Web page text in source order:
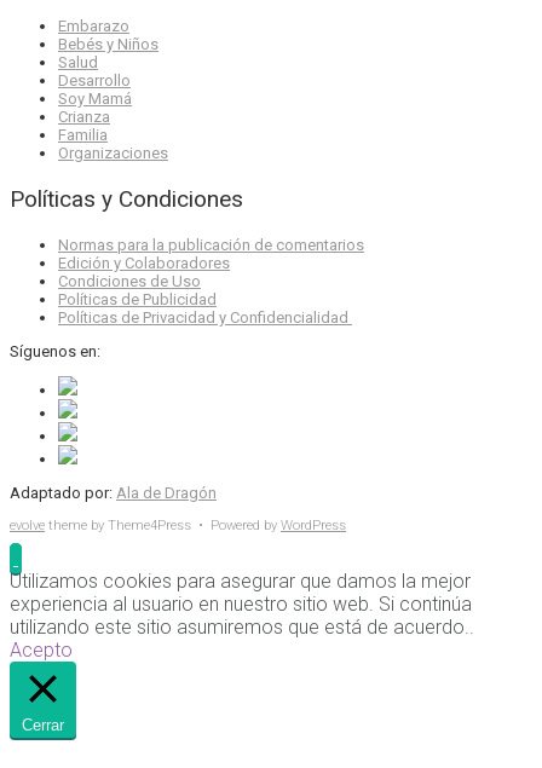
Embarazo
Bebés y Niños
Salud
Desarrollo
Soy Mamá
Crianza
Familia
Organizaciones
Políticas y Condiciones
Normas para la publicación de comentarios
Edición y Colaboradores
Condiciones de Uso
Políticas de Publicidad
Políticas de Privacidad y Confidencialidad
Síguenos en:
Adaptado por: Ala de Dragón
evolve theme by Theme4Press • Powered by WordPress
Utilizamos cookies para asegurar que damos la mejor
experiencia al usuario en nuestro sitio web. Si continúa
utilizando este sitio asumiremos que está de acuerdo..
Acepto
Cerrar